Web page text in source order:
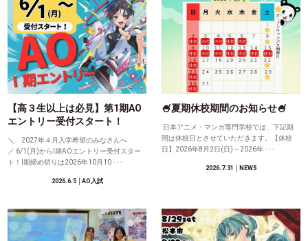
【高３生以上は必見】第1期AO
エントリー受付スタート！
＼ 2027年４月入学希望のみなさんへ
／ 6/1(月)からⅠ期AOエントリー受付スター
ト！Ⅰ期締め切りは2026年10月10 ･･･
2026.6.5│AO入試
🍧夏期休校期間のお知らせ🍧
日本アニメ・マンガ専門学校では、下記期
間は休校日とさせていただきます。【休校
日】2026年8月2日(日)～2026年 ･･･
2026.7.31 │NEWS